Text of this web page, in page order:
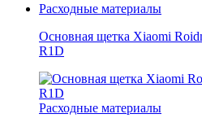
Расходные материалы
Основная щетка Xiaomi
R1D
Расходные материалы